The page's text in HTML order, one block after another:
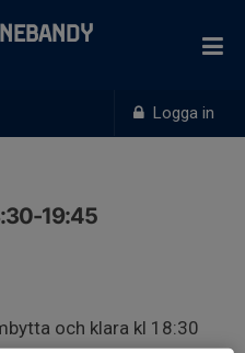
Logga in
19:45
och klara kl 18:30